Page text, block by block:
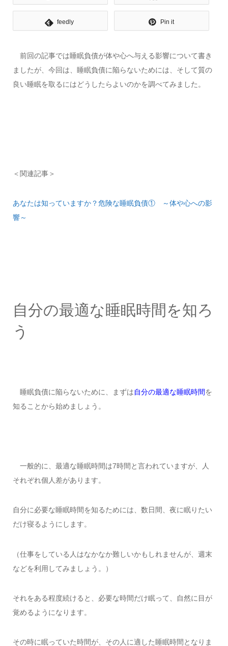
feedly Pin it
前回の記事では睡眠負債が体や心へ与える影響について書き
ましたが、今回は、睡眠負債に陥らないためには、そして質の
良い睡眠を取るにはどうしたらよいのかを調べてみました。
＜関連記事＞
あなたは知っていますか？危険な睡眠負債① ～体や心への影
響～
自分の最適な睡眠時間を知ろ
う
睡眠負債に陥らないために、まずは自分の最適な睡眠時間を
知ることから始めましょう。
一般的に、最適な睡眠時間は7時間と言われていますが、人
それぞれ個人差があります。
自分に必要な睡眠時間を知るためには、数日間、夜に眠りたい
だけ寝るようにします。
（仕事をしている人はなかなか難しいかもしれませんが、週末
などを利用してみましょう。）
それをある程度続けると、必要な時間だけ眠って、自然に目が
覚めるようになります。
その時に眠っていた時間が、その人に適した睡眠時間となりま